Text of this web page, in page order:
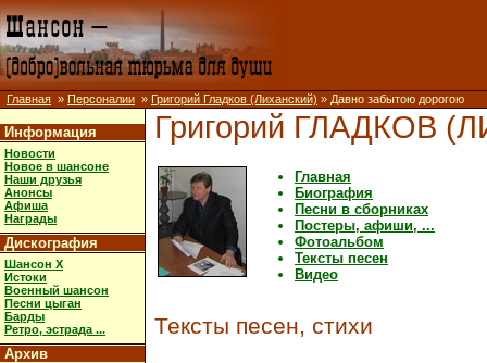
Главная » Персоналии » Григорий Гладков (Лиханский) » Давно забытою дорогою
Информация
Новости
Новое в шансоне
Наши друзья
Анонсы
Афиша
Награды
Дискография
Шансон X
Истоки
Военный шансон
Песни цыган
Барды
Ретро, эстрада ...
Архив
Григорий ГЛАДКОВ
Главная
Биография
Песни в сборниках
Постеры, афиши, ...
Фотоальбом
Тексты песен
Видео
Тексты песен, стихи